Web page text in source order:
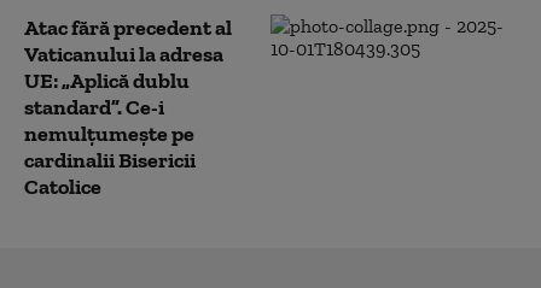
Atac fără precedent al
Vaticanului la adresa
UE: „Aplică dublu
standard”. Ce-i
nemulțumește pe
cardinalii Bisericii
Catolice